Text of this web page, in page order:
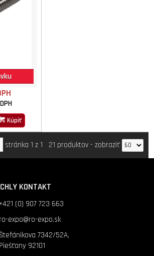
Kúpiť
stránka 1 z 1 21 produktov- zobraziť
KONTAKT
(0) 907 723 663
ro-expo@ro-expo.sk
Štefánikova 7342/52A,
Piešťany 92101